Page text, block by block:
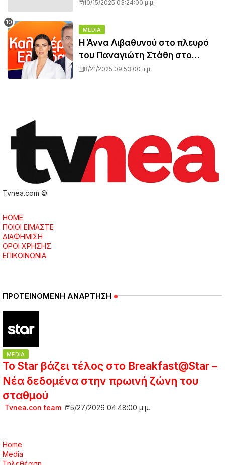
10/15/2025 03:24:00 μ.μ.
MEDIA
Η Άννα Λιβαθυνού στο πλευρό
του Παναγιώτη Στάθη στο
«Καλημέρα Ελλάδα»
8/21/2025 09:53:00 π.μ.
Tvnea.com ©
HOME
ΠΟΙΟΙ ΕΙΜΑΣΤΕ
ΔΙΑΦΗΜΙΣΗ
ΟΡΟΙ ΧΡΗΣΗΣ
ΕΠΙΚΟΙΝΩΝΙΑ
ΠΡΟΤΕΙΝΟΜΕΝΗ ΑΝΑΡΤΗΣΗ
MEDIA
Το Star βάζει τέλος στο Breakfast@Star –
Νέα δεδομένα στην πρωινή ζώνη του
σταθμού
Tvnea.con team 5/27/2026 04:48:00 μ.μ.
Home
Media